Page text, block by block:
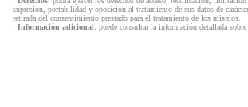
supresión, portabilidad y oposición al tratamiento de sus datos de
retirada del consentimiento prestado para el tratamiento de los mismos.
· Información adicional: puede consultar la información detallada